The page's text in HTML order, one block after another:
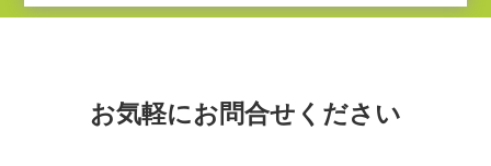
お気軽にお問合せください